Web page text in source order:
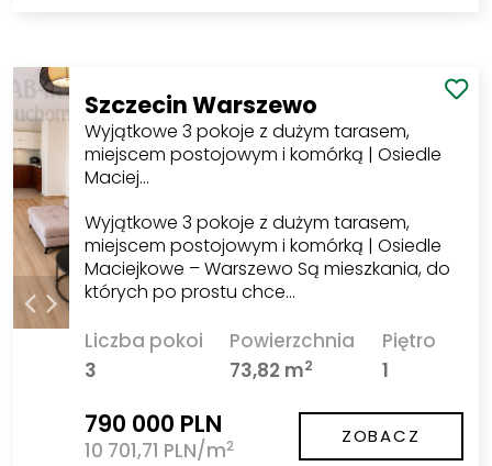
Szczecin Warszewo
Wyjątkowe 3 pokoje z dużym tarasem,
miejscem postojowym i komórką | Osiedle
Maciej…
Wyjątkowe 3 pokoje z dużym tarasem,
miejscem postojowym i komórką | Osiedle
Maciejkowe – Warszewo Są mieszkania, do
których po prostu chce…
Liczba pokoi
3
Powierzchnia
73,82 m2
Piętro
1
790 000 PLN
10 701,71 PLN/m2 ZOBACZ